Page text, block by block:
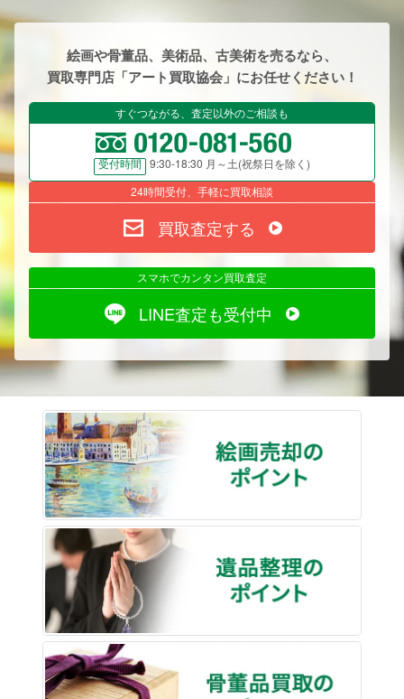
絵画や骨董品、美術品、古美術を売るなら、
買取専門店「アート買取協会」にお任せください！
すぐつながる、査定以外のご相談も
受付時間
9:30-18:30 月～土(祝祭日を除く)
24時間受付、手軽に買取相談
買取査定する
スマホでカンタン買取査定
LINE査定も受付中